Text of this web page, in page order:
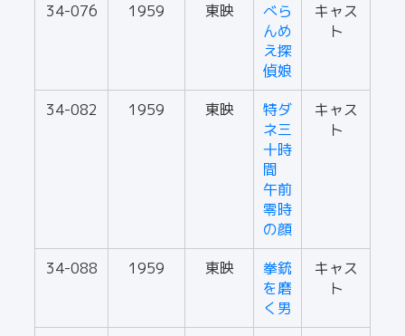
34-076 1959 東映
べら
んめ
え探
偵娘
キャス
ト
34-082 1959 東映
特ダ
ネ三
十時
間
午前
零時
の顔
キャス
ト
34-088 1959 東映
拳銃
を磨
く男
キャス
ト